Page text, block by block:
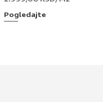
Pogledajte